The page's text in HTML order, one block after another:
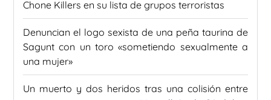
Chone Killers en su lista de grupos terroristas
Denuncian el logo sexista de una peña taurina de
Sagunt con un toro «sometiendo sexualmente a
una mujer»
Un muerto y dos heridos tras una colisión entre